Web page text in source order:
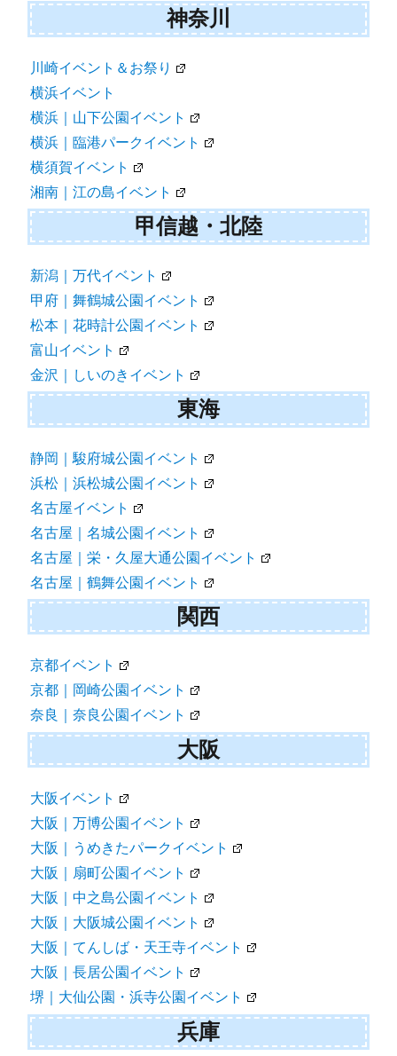
神奈川
川崎イベント＆お祭り
横浜イベント
横浜｜山下公園イベント
横浜｜臨港パークイベント
横須賀イベント
湘南｜江の島イベント
甲信越・北陸
新潟｜万代イベント
甲府｜舞鶴城公園イベント
松本｜花時計公園イベント
富山イベント
金沢｜しいのきイベント
東海
静岡｜駿府城公園イベント
浜松｜浜松城公園イベント
名古屋イベント
名古屋｜名城公園イベント
名古屋｜栄・久屋大通公園イベント
名古屋｜鶴舞公園イベント
関西
京都イベント
京都｜岡崎公園イベント
奈良｜奈良公園イベント
大阪
大阪イベント
大阪｜万博公園イベント
大阪｜うめきたパークイベント
大阪｜扇町公園イベント
大阪｜中之島公園イベント
大阪｜大阪城公園イベント
大阪｜てんしば・天王寺イベント
大阪｜長居公園イベント
堺｜大仙公園・浜寺公園イベント
兵庫